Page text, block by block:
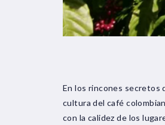
En los rincones secretos
cultura del café
con la calidez de los